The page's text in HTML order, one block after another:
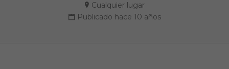
Cualquier lugar
Publicado hace 10 años